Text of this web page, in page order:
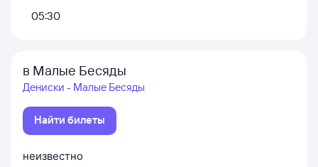
05:30
в Малые Бесяды
Дениски - Малые Бесяды
Найти билеты
неизвестно